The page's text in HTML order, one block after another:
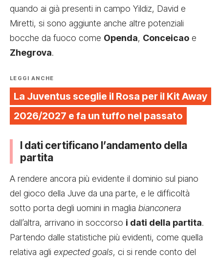
quando ai già presenti in campo Yildiz, David e
Miretti, si sono aggiunte anche altre potenziali
bocche da fuoco come Openda, Conceicao e
Zhegrova.
LEGGI ANCHE
La Juventus sceglie il Rosa per il Kit Away
2026/2027 e fa un tuffo nel passato
I dati certificano l’andamento della
partita
A rendere ancora più evidente il dominio sul piano
del gioco della Juve da una parte, e le difficoltà
sotto porta degli uomini in maglia bianconera
dall’altra, arrivano in soccorso i dati della partita.
Partendo dalle statistiche più evidenti, come quella
relativa agli expected goals, ci si rende conto del